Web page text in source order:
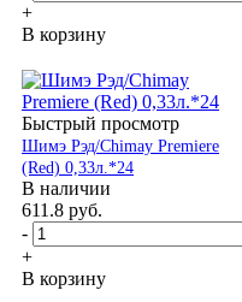
+
В корзину
Быстрый просмотр
Шимэ Рэд/Chimay Premiere
(Red) 0,33л.*24
В наличии
611.8 руб.
-
+
В корзину